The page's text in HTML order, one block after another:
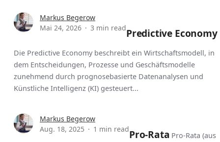
Markus Begerow
Mai 24, 2026
3 min readPredictive Economy
Die Predictive Economy beschreibt ein Wirtschaftsmodell, in
dem Entscheidungen, Prozesse und Geschäftsmodelle
zunehmend durch prognosebasierte Datenanalysen und
Künstliche Intelligenz (KI) gesteuert...
Markus Begerow
Aug. 18, 2025
1 min readPro-Rata Pro-Rata (aus